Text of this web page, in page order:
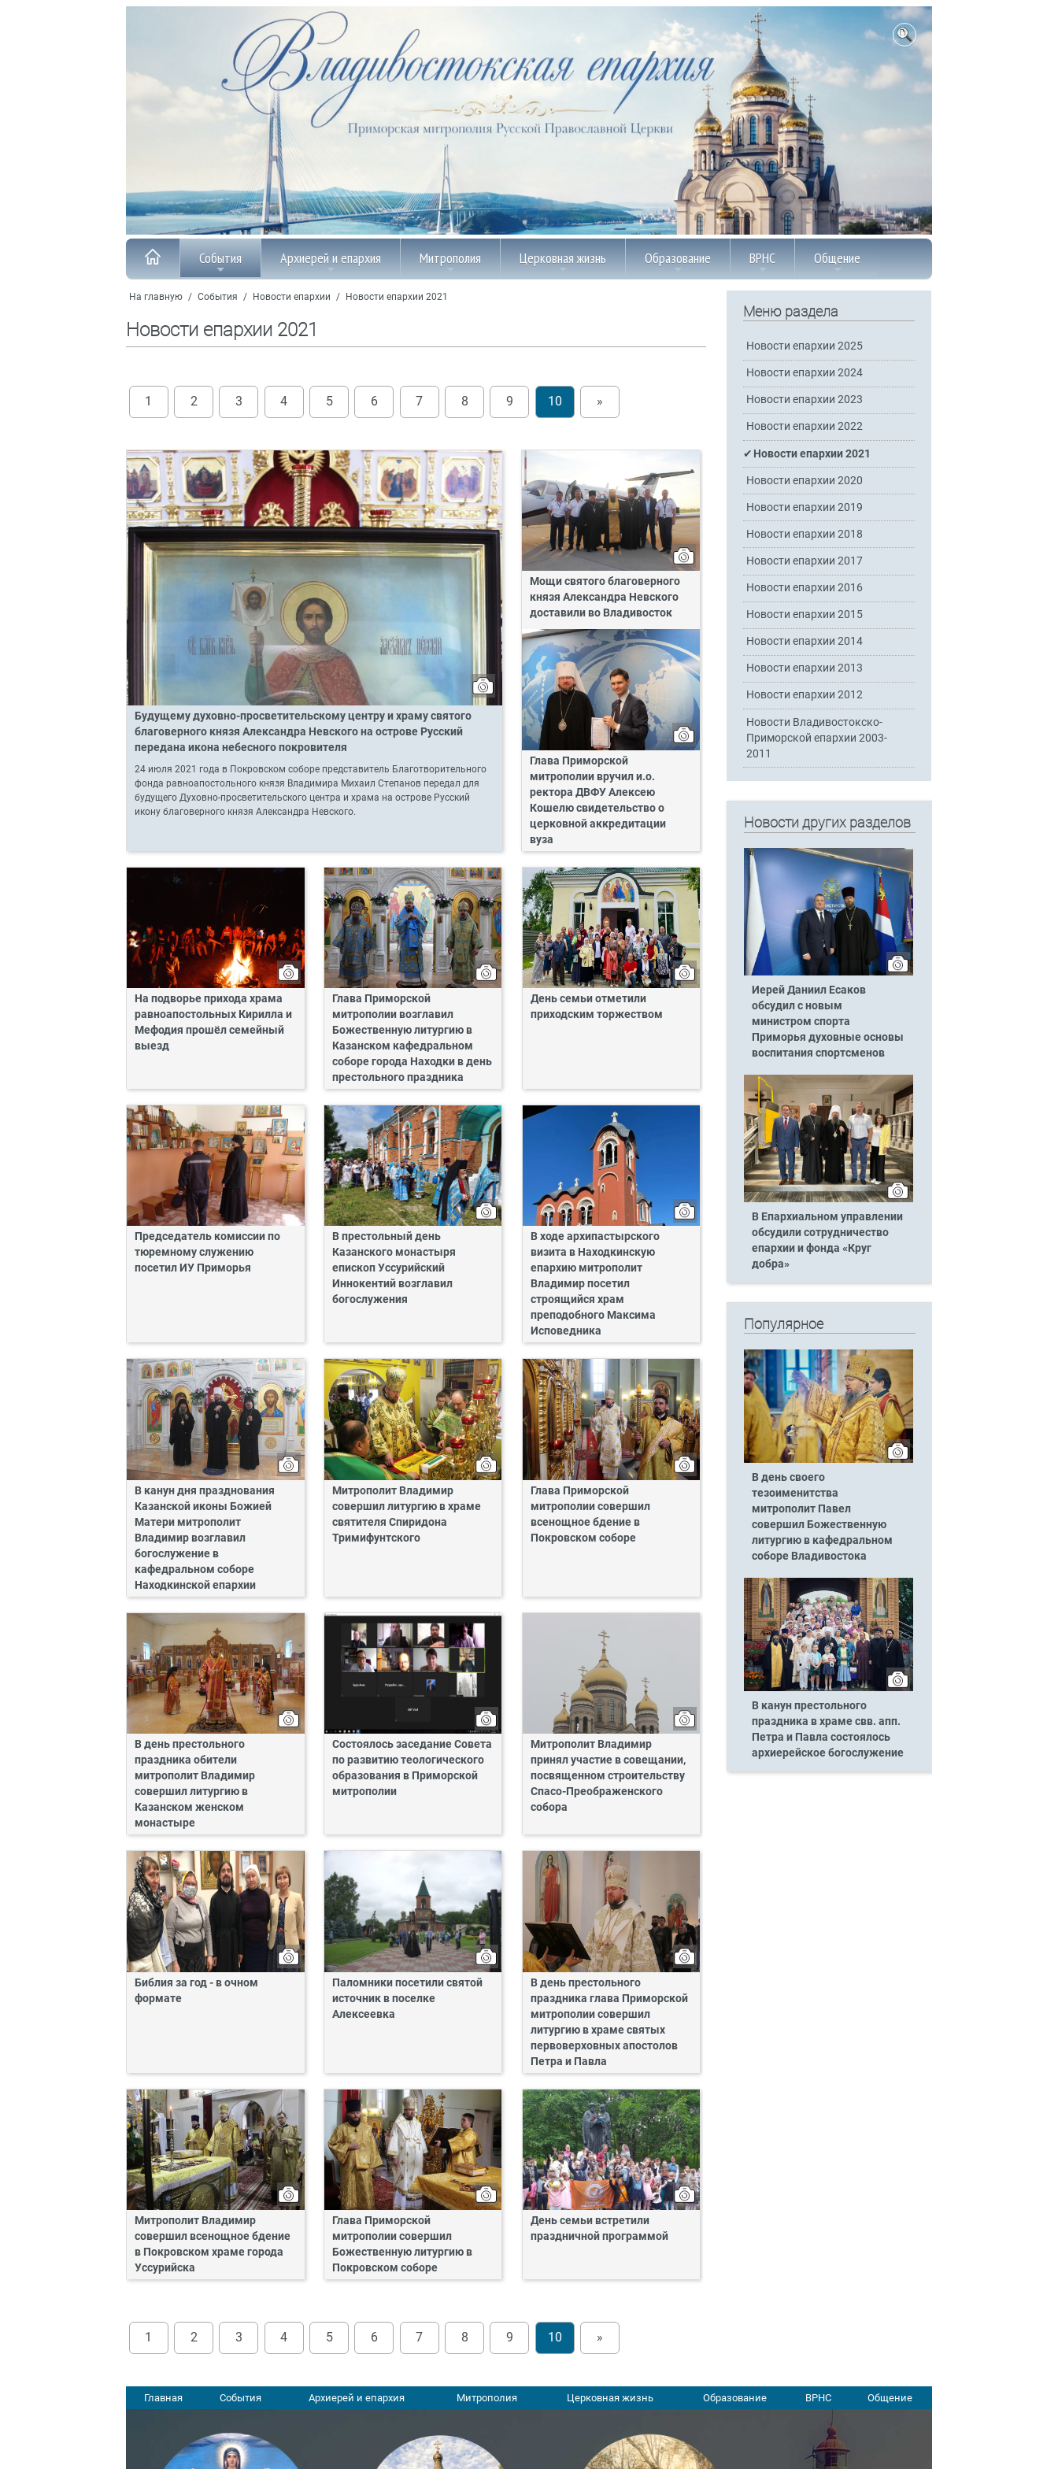
События Архиерей и епархия Митрополия Церковная жизнь Образование ВРНС Общение
На главную / События / Новости епархии / Новости епархии 2021
Новости епархии 2021
1 2 3 4 5 6 7 8 9 10 »
Будущему духовно-просветительскому центру и храму святого
благоверного князя Александра Невского на острове Русский
передана икона небесного покровителя
24 июля 2021 года в Покровском соборе представитель Благотворительного
фонда равноапостольного князя Владимира Михаил Степанов передал для
будущего Духовно-просветительского центра и храма на острове Русский
икону благоверного князя Александра Невского.
Мощи святого благоверного
князя Александра Невского
доставили во Владивосток
Глава Приморской
митрополии вручил и.о.
ректора ДВФУ Алексею
Кошелю свидетельство о
церковной аккредитации
вуза
На подворье прихода храма
равноапостольных Кирилла и
Мефодия прошёл семейный
выезд
Глава Приморской
митрополии возглавил
Божественную литургию в
Казанском кафедральном
соборе города Находки в день
престольного праздника
День семьи отметили
приходским торжеством
Председатель комиссии по
тюремному служению
посетил ИУ Приморья
В престольный день
Казанского монастыря
епископ Уссурийский
Иннокентий возглавил
богослужения
В ходе архипастырского
визита в Находкинскую
епархию митрополит
Владимир посетил
строящийся храм
преподобного Максима
Исповедника
В канун дня празднования
Казанской иконы Божией
Матери митрополит
Владимир возглавил
богослужение в
кафедральном соборе
Находкинской епархии
Митрополит Владимир
совершил литургию в храме
святителя Спиридона
Тримифунтского
Глава Приморской
митрополии совершил
всенощное бдение в
Покровском соборе
В день престольного
праздника обители
митрополит Владимир
совершил литургию в
Казанском женском
монастыре
Состоялось заседание Совета
по развитию теологического
образования в Приморской
митрополии
Митрополит Владимир
принял участие в совещании,
посвященном строительству
Спасо-Преображенского
собора
Библия за год - в очном
формате
Паломники посетили святой
источник в поселке
Алексеевка
В день престольного
праздника глава Приморской
митрополии совершил
литургию в храме святых
первоверховных апостолов
Петра и Павла
Митрополит Владимир
совершил всенощное бдение
в Покровском храме города
Уссурийска
Глава Приморской
митрополии совершил
Божественную литургию в
Покровском соборе
День семьи встретили
праздничной программой
1 2 3 4 5 6 7 8 9 10 »
Меню раздела
Новости епархии 2025
Новости епархии 2024
Новости епархии 2023
Новости епархии 2022
Новости епархии 2021
Новости епархии 2020
Новости епархии 2019
Новости епархии 2018
Новости епархии 2017
Новости епархии 2016
Новости епархии 2015
Новости епархии 2014
Новости епархии 2013
Новости епархии 2012
Новости Владивостокско-
Приморской епархии 2003-
2011
Новости других разделов
Иерей Даниил Есаков
обсудил с новым
министром спорта
Приморья духовные основы
воспитания спортсменов
В Епархиальном управлении
обсудили сотрудничество
епархии и фонда «Круг
добра»
Популярное
В день своего
тезоименитства
митрополит Павел
совершил Божественную
литургию в кафедральном
соборе Владивостока
В канун престольного
праздника в храме свв. апп.
Петра и Павла состоялось
архиерейское богослужение
Главная События Архиерей и епархия Митрополия Церковная жизнь Образование ВРНС Общение